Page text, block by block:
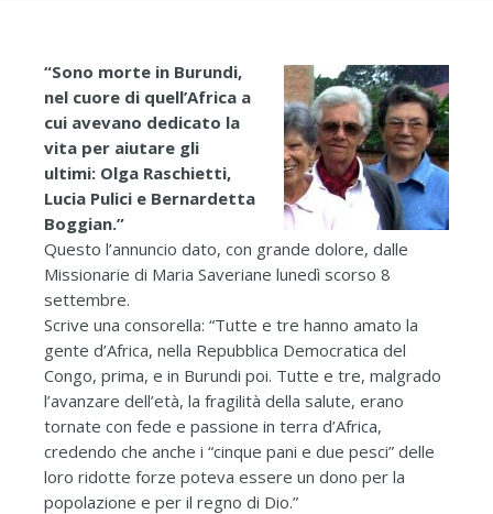
“Sono morte in Burundi,
nel cuore di quell’Africa a
cui avevano dedicato la
vita per aiutare gli
ultimi: Olga Raschietti,
Lucia Pulici e Bernardetta
Boggian.”
Questo l’annuncio dato, con grande dolore, dalle
Missionarie di Maria Saveriane lunedì scorso 8
settembre.
Scrive una consorella: “Tutte e tre hanno amato la
gente d’Africa, nella Repubblica Democratica del
Congo, prima, e in Burundi poi. Tutte e tre, malgrado
l’avanzare dell’età, la fragilità della salute, erano
tornate con fede e passione in terra d’Africa,
credendo che anche i “cinque pani e due pesci” delle
loro ridotte forze poteva essere un dono per la
popolazione e per il regno di Dio.”